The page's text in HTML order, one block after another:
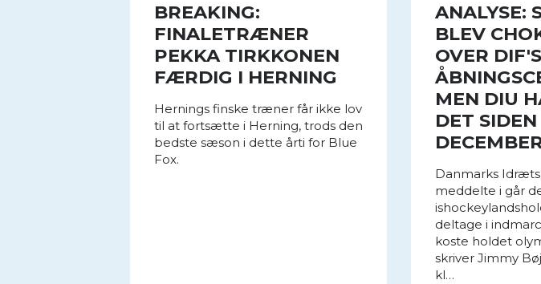
BREAKING:
FINALETRÆNER
PEKKA TIRKKONEN
FÆRDIG I HERNING
Hernings finske træner får ikke lov
til at fortsætte i Herning, trods den
bedste sæson i dette årti for Blue
Fox.
ANALYSE:
BLEV
OVER
MEN DIU
DET SIDEN
Danmarks
meddelte i går
deltage i
koste holdet
skriver Jimmy
kl…